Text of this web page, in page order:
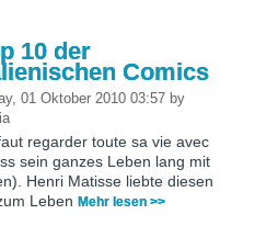
10 der
Comics
01 Oktober 2010 03:57 by
regarder toute sa vie avec
sein ganzes Leben lang mit
Henri Matisse liebte diesen
Leben Mehr lesen >>